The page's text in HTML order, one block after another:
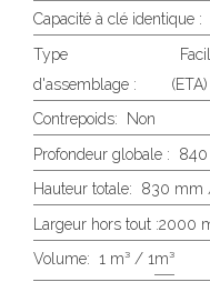
Capacité à clé identique
Type
d'assemblage :
(ETA)
Contrepoids: Non
Profondeur globale :
Hauteur totale: 830 mm
Largeur hors tout :2000
Volume: 1 m³ / 1m³